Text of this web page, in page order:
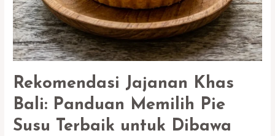
Rekomendasi Jajanan Khas
Bali: Panduan Memilih Pie
Susu Terbaik untuk Dibawa